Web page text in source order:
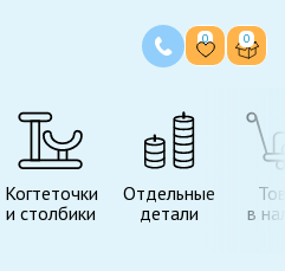
0 0
Когтеточки
и столбики
Отдельные
детали
в